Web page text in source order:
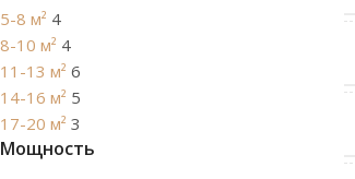
5-8 м² 4
8-10 м² 4
11-13 м² 6
14-16 м² 5
17-20 м² 3
Мощность